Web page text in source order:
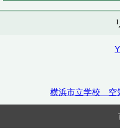
横浜市立学校 空